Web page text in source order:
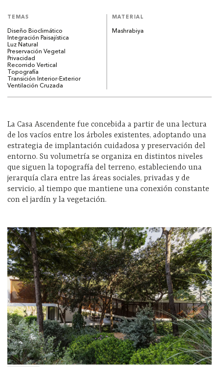
TEMAS
Diseño Bioclimático
Integración Paisajística
Luz Natural
Preservación Vegetal
Privacidad
Recorrido Vertical
Topografía
Transición Interior-Exterior
Ventilación Cruzada
MATERIAL
Mashrabiya
La Casa Ascendente fue concebida a partir de una lectura
de los vacíos entre los árboles existentes, adoptando una
estrategia de implantación cuidadosa y preservación del
entorno. Su volumetría se organiza en distintos niveles
que siguen la topografía del terreno, estableciendo una
jerarquía clara entre las áreas sociales, privadas y de
servicio, al tiempo que mantiene una conexión constante
con el jardín y la vegetación.